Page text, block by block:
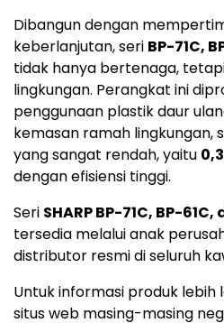
Dibangun dengan
keberlanjutan, seri BP-71C,
tidak hanya bertenaga,
lingkungan. Perangkat ini
penggunaan plastik daur
kemasan ramah lingkungan,
yang sangat rendah, yaitu
dengan efisiensi tinggi.
Seri SHARP BP-71C, BP-61C,
tersedia melalui anak
distributor resmi di seluruh
Untuk informasi produk lebih
situs web masing-masing